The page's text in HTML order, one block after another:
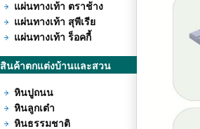
แผ่นทางเท้า ตราช้าง
แผ่นทางเท้า สุพีเรีย
แผ่นทางเท้า ร็อคกี้
สินค้าตกแต่งบ้านและสวน
หินปูถนน
หินลูกเต๋า
หินธรรมชาติ